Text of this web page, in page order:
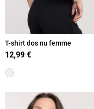
T-shirt dos nu femme
12,99 €